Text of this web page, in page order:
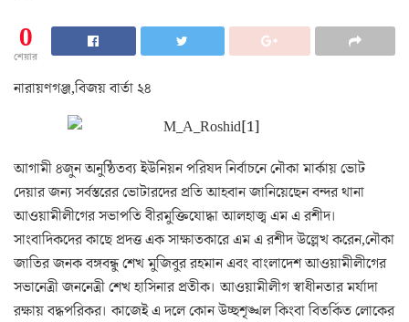
0
শেয়ার
নারায়ণগঞ্জ,বিজয় বার্তা ২৪
আগামী ৪জুন অনুষ্ঠিতব্য ইউনিয়ন পরিষদ নির্বাচনে নৌকা মার্কায় ভোট
দেয়ার জন্য সর্বস্তরের ভোটারদের প্রতি আহবান জানিয়েছেন বন্দর থানা
আওয়ামীলীগের সভাপতি বীরমুক্তিযোদ্ধা আলহাজ্ব এম এ রশীদ।
সাংবাদিকদের কাছে প্রদত্ত এক সাক্ষাতকারে এম এ রশীদ উল্লেখ করেন,নৌকা
জাতির জনক বঙ্গবন্ধু শেখ মুজিবুর রহমান এবং বাংলাদেশ আওয়ামীলীগের
সভানেত্রী জননেত্রী শেখ হাসিনার প্রতীক। আওয়ামীলীগ স্বাধীনতার মর্যাদা
রক্ষায় বদ্ধপরিকর। কাজেই এ দলে কোন উচ্ছশৃঙ্খল কিংবা বিতর্কিত লোকের